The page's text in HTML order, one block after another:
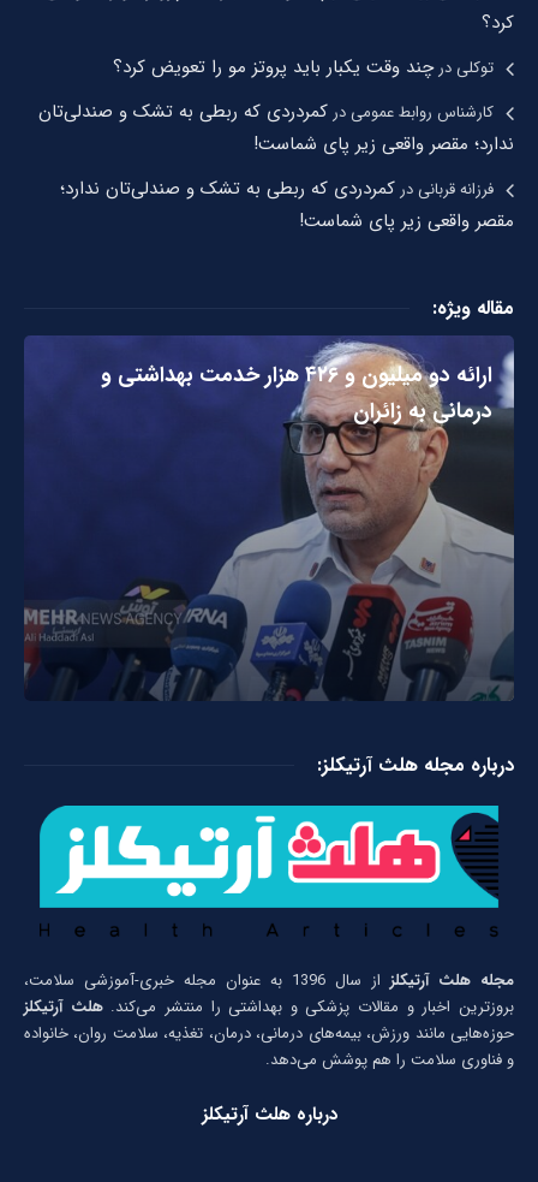
کرد؟
توکلیدرچند وقت یکبار باید پروتز مو را تعویض کرد؟
کارشناس روابط عمومیدر کمردردی که ربطی به تشک و صندلی‌تان
ندارد؛ مقصر واقعی زیر پای شماست!
فرزانه قربانیدر کمردردی که ربطی به تشک و صندلی‌تان ندارد؛
مقصر واقعی زیر پای شماست!
مقاله ویژه:
ارائه دو میلیون و ۴۲۶ هزار خدمت بهداشتی و
درمانی به زائران
درباره مجله هلث آرتیکلز:
مجله هلث آرتیکلز
از سال 1396 به عنوان مجله خبری-آموزشی سلامت،
بروزترین اخبار و مقالات پزشکی و بهداشتی را منتشر می‌کند.هلث آرتیکلز
حوزه‌هایی مانند ورزش، بیمه‌های درمانی، درمان، تغذیه، سلامت روان، خانواده
و فناوری سلامت را هم پوشش می‌دهد.
درباره هلث آرتیکلز